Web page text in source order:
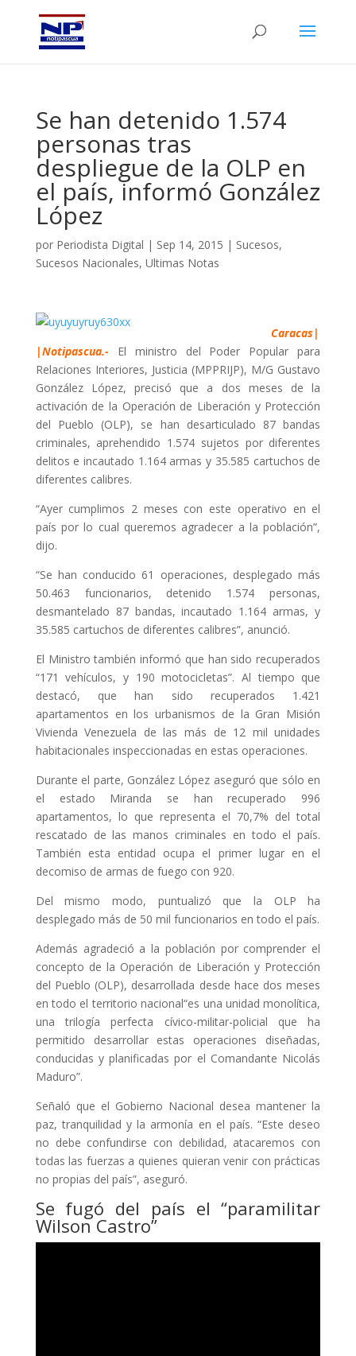
Se han detenido 1.574
personas tras
despliegue de la OLP en
el país, informó González
López
por Periodista Digital | Sep 14, 2015 | Sucesos,
Sucesos Nacionales, Ultimas Notas
Caracas|
|Notipascua.-
El ministro del Poder Popular para
Relaciones Interiores, Justicia (MPPRIJP), M/G Gustavo
González López, precisó que a dos meses de la
activación de la Operación de Liberación y Protección
del Pueblo (OLP), se han desarticulado 87 bandas
criminales, aprehendido 1.574 sujetos por diferentes
delitos e incautado 1.164 armas y 35.585 cartuchos de
diferentes calibres.
“Ayer cumplimos 2 meses con este operativo en el
país por lo cual queremos agradecer a la población”,
dijo.
“Se han conducido 61 operaciones, desplegado más
50.463 funcionarios, detenido 1.574 personas,
desmantelado 87 bandas, incautado 1.164 armas, y
35.585 cartuchos de diferentes calibres”, anunció.
El Ministro también informó que han sido recuperados
“171 vehículos, y 190 motocicletas”. Al tiempo que
destacó, que han sido recuperados 1.421
apartamentos en los urbanismos de la Gran Misión
Vivienda Venezuela de las más de 12 mil unidades
habitacionales inspeccionadas en estas operaciones.
Durante el parte, González López aseguró que sólo en
el estado Miranda se han recuperado 996
apartamentos, lo que representa el 70,7% del total
rescatado de las manos criminales en todo el país.
También esta entidad ocupa el primer lugar en el
decomiso de armas de fuego con 920.
Del mismo modo, puntualizó que la OLP ha
desplegado más de 50 mil funcionarios en todo el país.
Además agradeció a la población por comprender el
concepto de la Operación de Liberación y Protección
del Pueblo (OLP), desarrollada desde hace dos meses
en todo el territorio nacional“es una unidad monolítica,
una trilogía perfecta cívico-militar-policial que ha
permitido desarrollar estas operaciones diseñadas,
conducidas y planificadas por el Comandante Nicolás
Maduro”.
Señaló que el Gobierno Nacional desea mantener la
paz, tranquilidad y la armonía en el país. “Este deseo
no debe confundirse con debilidad, atacaremos con
todas las fuerzas a quienes quieran venir con prácticas
no propias del país”, aseguró.
Se fugó del país el “paramilitar
Wilson Castro”